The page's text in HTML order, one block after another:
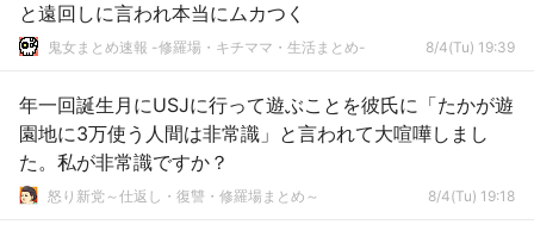
と遠回しに言われ本当にムカつく
鬼女まとめ速報 -修羅場・キチママ・生活まとめ- 8/4(Tu) 19:39
年一回誕生月にUSJに行って遊ぶことを彼氏に「たかが遊
園地に3万使う人間は非常識」と言われて大喧嘩しまし
た。私が非常識ですか？
怒り新党～仕返し・復讐・修羅場まとめ～ 8/4(Tu) 19:18